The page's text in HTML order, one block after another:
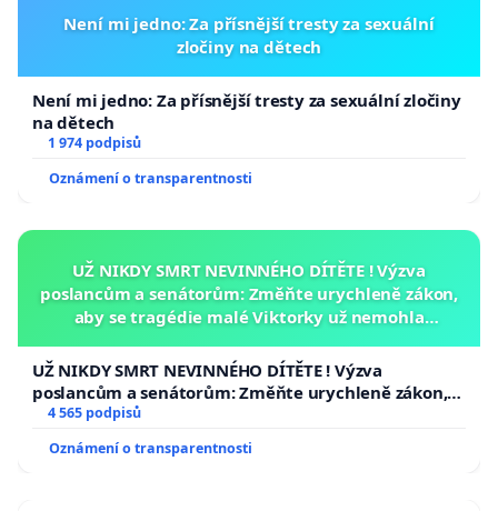
Není mi jedno: Za přísnější tresty za sexuální
zločiny na dětech
Není mi jedno: Za přísnější tresty za sexuální zločiny
na dětech
1 974 podpisů
Oznámení o transparentnosti
UŽ NIKDY SMRT NEVINNÉHO DÍTĚTE ! Výzva
poslancům a senátorům: Změňte urychleně zákon,
aby se tragédie malé Viktorky už nemohla
UŽ NIKDY SMRT NEVINNÉHO DÍTĚTE ! Výzva
poslancům a senátorům: Změňte urychleně zákon,
aby se tragédie malé Viktorky už nemohla opakovat!
4 565 podpisů
Oznámení o transparentnosti